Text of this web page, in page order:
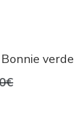
verde